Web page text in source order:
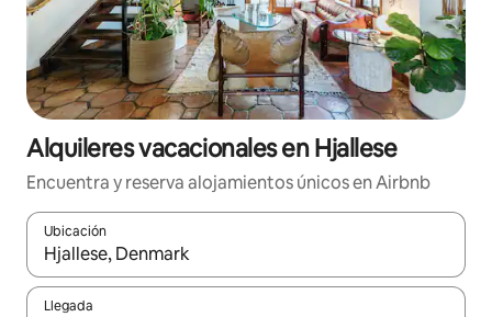
Alquileres vacacionales en Hjallese
Encuentra y reserva alojamientos únicos en Airbnb
Ubicación
Cuando los resultados estén disponibles, navega con las
Llegada